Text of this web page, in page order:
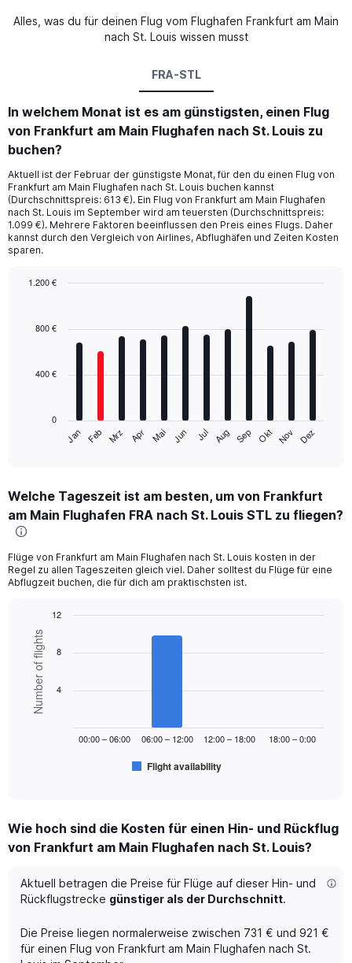
Alles, was du für deinen Flug vom Flughafen Frankfurt am Main
nach St. Louis wissen musst
FRA-STL
In welchem Monat ist es am günstigsten, einen Flug
von Frankfurt am Main Flughafen nach St. Louis zu
buchen?
Aktuell ist der Februar der günstigste Monat, für den du einen Flug von
Frankfurt am Main Flughafen nach St. Louis buchen kannst
(Durchschnittspreis: 613 €). Ein Flug von Frankfurt am Main Flughafen
nach St. Louis im September wird am teuersten (Durchschnittspreis:
1.099 €). Mehrere Faktoren beeinflussen den Preis eines Flugs. Daher
kannst durch den Vergleich von Airlines, Abflughäfen und Zeiten Kosten
sparen.
with
The
Range:
12
categories.
chart
has
1
displaying
values.
Range:
1200.
Jan Feb Mrz Apr Mai Jun Jul Aug Sep Okt Nov Dez
0
400 €
800 €
1.200 €
Welche Tageszeit ist am besten, um von Frankfurt
am Main Flughafen FRA nach St. Louis STL zu fliegen?
Flüge von Frankfurt am Main Flughafen nach St. Louis kosten in der
Regel zu allen Tageszeiten gleich viel. Daher solltest du Flüge für eine
Abflugzeit buchen, die für dich am praktischsten ist.
Bar
chart
with
bars.
The
Range:
6
The
chart
has
Y
axis
Chart
graphic.
Number of flights
Flight availability
00:00 – 06:00 06:00 – 12:00 12:00 – 18:00 18:00 – 0:00
4
8
12
Wie hoch sind die Kosten für einen Hin- und Rückflug
von Frankfurt am Main Flughafen nach St. Louis?
Aktuell betragen die Preise für Flüge auf dieser Hin- und
Rückflugstrecke günstiger als der Durchschnitt.
Die Preise liegen normalerweise zwischen 731 € und 921 €
für einen Flug von Frankfurt am Main Flughafen nach St.